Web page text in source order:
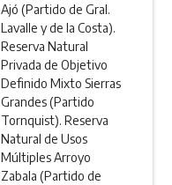
Ajó (Partido de Gral.
Lavalle y de la Costa).
Reserva Natural
Privada de Objetivo
Definido Mixto Sierras
Grandes (Partido
Tornquist). Reserva
Natural de Usos
Múltiples Arroyo
Zabala (Partido de